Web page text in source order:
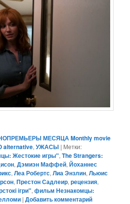
МЕСЯЦА Monthly movie
,УЖАСЫ | Метки:
Жестокие игры",The Strangers:
,Дэмиэн Маффей,Йоханнес
,Леа Робертс,Лиа Энзлин,Льюис
,Престон Садлеир,рецензия,
ігри",фильм Незнакомцы:
|Добавить комментарий